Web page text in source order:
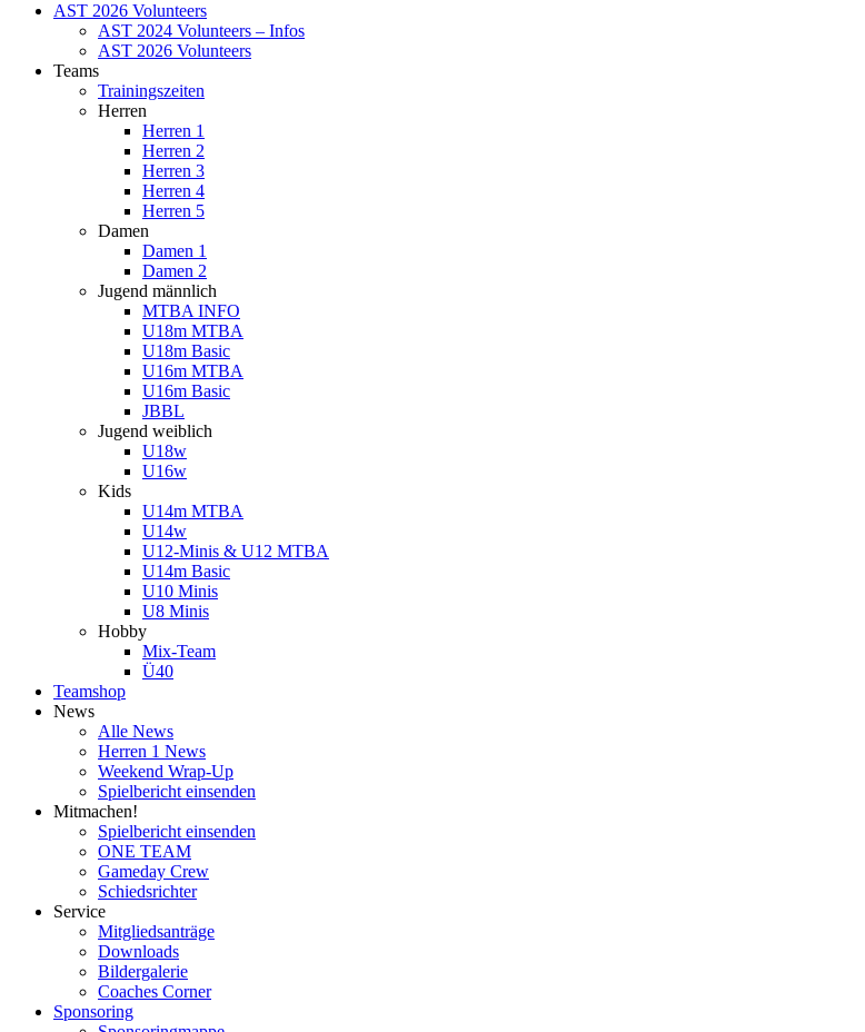
AST 2026 Volunteers
AST 2024 Volunteers – Infos
AST 2026 Volunteers
Teams
Trainingszeiten
Herren
Herren 1
Herren 2
Herren 3
Herren 4
Herren 5
Damen
Damen 1
Damen 2
Jugend männlich
MTBA INFO
U18m MTBA
U18m Basic
U16m MTBA
U16m Basic
JBBL
Jugend weiblich
U18w
U16w
Kids
U14m MTBA
U14w
U12-Minis & U12 MTBA
U14m Basic
U10 Minis
U8 Minis
Hobby
Mix-Team
Ü40
Teamshop
News
Alle News
Herren 1 News
Weekend Wrap-Up
Spielbericht einsenden
Mitmachen!
Spielbericht einsenden
ONE TEAM
Gameday Crew
Schiedsrichter
Service
Mitgliedsanträge
Downloads
Bildergalerie
Coaches Corner
Sponsoring